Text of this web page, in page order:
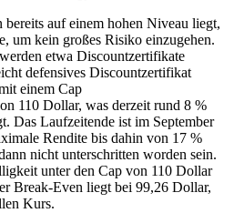
auf einem hohen Niveau liegt,
um kein großes Risiko einzugehen.
etwa Discountzertifikate
defensives Discountzertifikat
einem Cap
110 Dollar, was derzeit rund 8 %
Das Laufzeitende ist im September
Rendite bis dahin von 17 %
nicht unterschritten worden sein.
unter den Cap von 110 Dollar
Break-Even liegt bei 99,26 Dollar,
Kurs.